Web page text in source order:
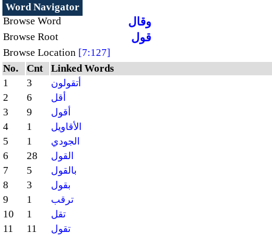
Word Navigator
Browse Word
وقال
Browse Root قول
Browse Location [7:127]
No.
Cnt
Linked Words
1
3 أتقولون
2 6 أقل
3 9 أقول
4 1 الأقاويل
5 1 الجودي
6 28 القول
7 5 بالقول
8 3 بقول
9 1 ترقب
10 1 تقل
11 11 تقول